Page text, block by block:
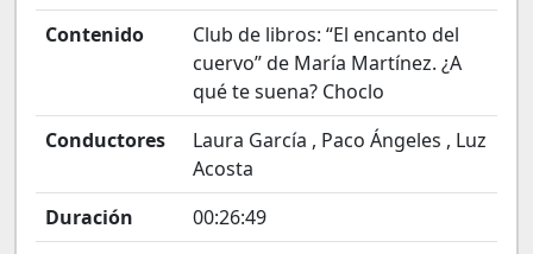
Contenido
Club de libros: “El encanto del
cuervo” de María Martínez. ¿A
qué te suena? Choclo
Conductores
Laura García , Paco Ángeles , Luz
Acosta
Duración
00:26:49